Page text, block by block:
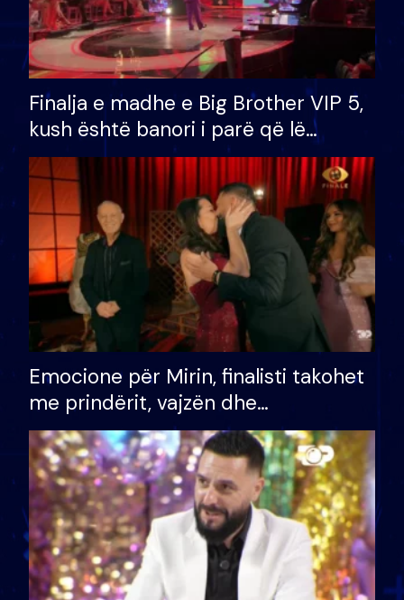
Finalja e madhe e Big Brother VIP 5,
kush është banori i parë që lë
shtëpinë dhe humb mundësinë për
të fituar çmimin e madh
Emocione për Mirin, finalisti takohet
me prindërit, vajzën dhe
bashkëshorten: S’kemi ndonjë letër
divorci apo jo?